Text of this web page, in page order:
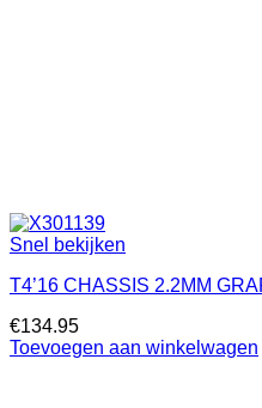
Snel bekijken
T4’16 CHASSIS 2.2MM
€134.95
Toevoegen aan winkelwagen